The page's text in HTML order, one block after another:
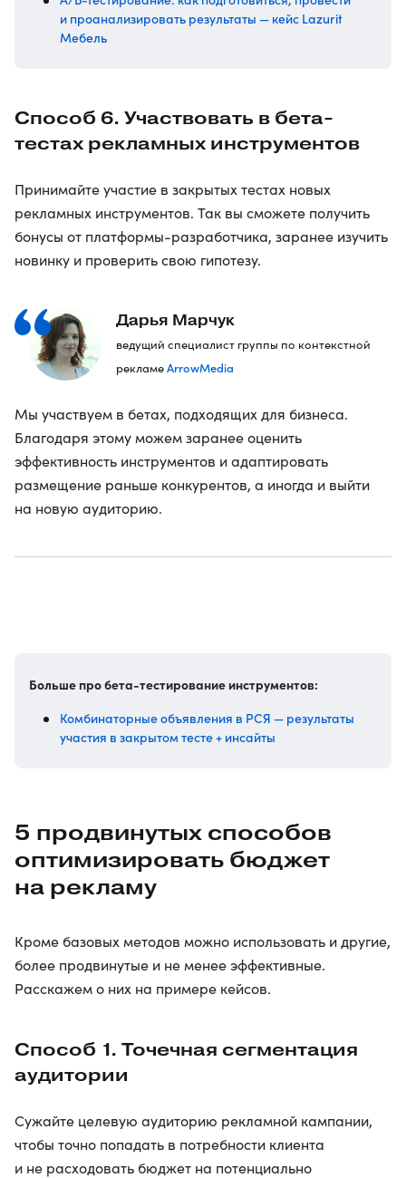
и проанализировать результаты — кейс Lazurit
Мебель
Способ 6. Участвовать в бета-
тестах рекламных инструментов
Принимайте участие в закрытых тестах новых
рекламных инструментов. Так вы сможете получить
бонусы от платформы-разработчика, заранее изучить
новинку и проверить свою гипотезу.
Дарья Марчук
ведущий специалист группы по контекстной
рекламеArrowMedia
Мы участвуем в бетах, подходящих для бизнеса.
Благодаря этому можем заранее оценить
эффективность инструментов и адаптировать
размещение раньше конкурентов, а иногда и выйти
на новую аудиторию.
Больше про бета-тестирование инструментов:
Комбинаторные объявления в РСЯ — результаты
участия в закрытом тесте + инсайты
5 продвинутых способов
оптимизировать бюджет
на рекламу
Кроме базовых методов можно использовать и другие,
более продвинутые и не менее эффективные.
Расскажем о них на примере кейсов.
Способ 1. Точечная сегментация
аудитории
Сужайте целевую аудиторию рекламной кампании,
чтобы точно попадать в потребности клиента
и не расходовать бюджет на потенциально